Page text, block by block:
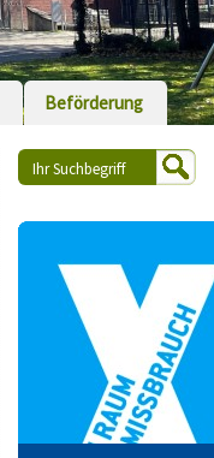
Beförderung